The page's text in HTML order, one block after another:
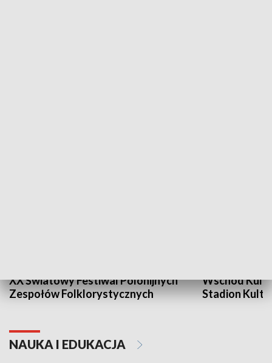
XX Światowy Festiwal Polonijnych
Zespołów Folklorystycznych
Wschód
Stadion
NAUKA I EDUKACJA